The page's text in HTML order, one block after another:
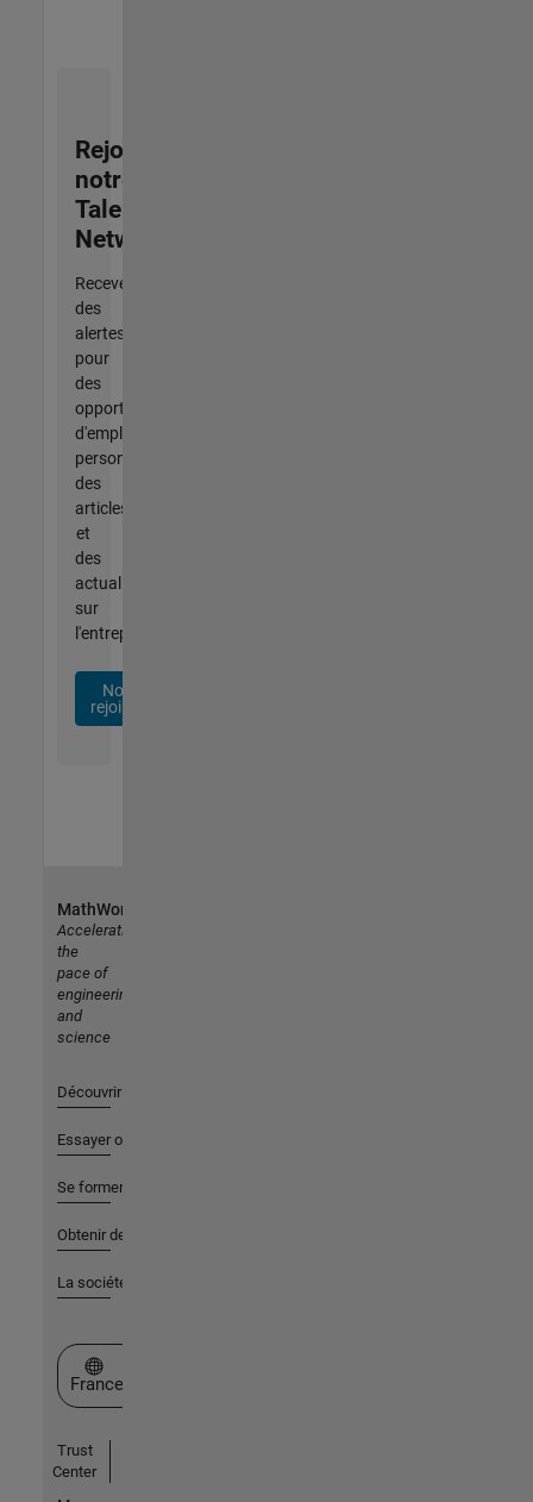
Rejoignez
notre
Talent
Network
Recevez
des
alertes
pour
des
opportunités
d'emploi
personnalisées,
des
articles
et
des
actualités
sur
l'entreprise.
Nous
rejoindre
MathWorks
Accelerating
the
pace of
engineering
and
science
Découvrir les produits
Essayer ou acheter
Se former
Obtenir de l'aide
La société
Sélectionner un site web
France
Trust
Center